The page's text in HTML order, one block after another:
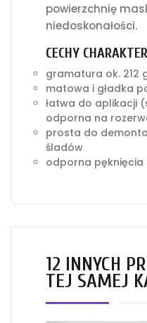
powierzchnię
niedoskonałości.
CECHY
gramatura ok. 212
matowa i gładka
łatwa do aplikacji
odporna na
prosta do
śladów
odporna pęknięcia
12 INNYCH
TEJ SAMEJ